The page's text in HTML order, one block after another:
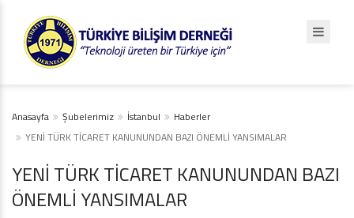
Anasayfa Şubelerimiz İstanbul
Haberler
YENİ TÜRK TİCARET KANUNUNDAN BAZI ÖNEMLİ YANSIMALAR
YENİ TÜRK TİCARET KANUNUNDAN BAZI
ÖNEMLİ YANSIMALAR